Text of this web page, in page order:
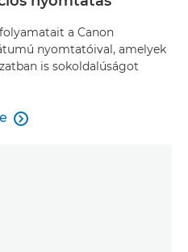
a Canon
nyomtatóival, amelyek
is sokoldalúságot
